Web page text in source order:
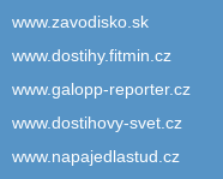
www.zavodisko.sk
www.dostihy.fitmin.cz
www.galopp-reporter.cz
www.dostihovy-svet.cz
www.napajedlastud.cz